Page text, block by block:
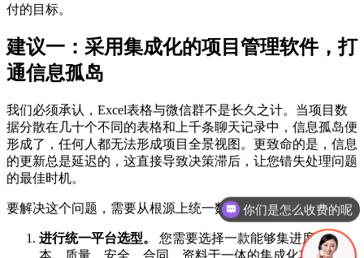
付的目标。
建议一：采用集成化的项目管理软件，打
通信息孤岛
我们必须承认，Excel表格与微信群不是长久之计。当项目数
据分散在几十个不同的表格和上千条聊天记录中，信息孤岛便
形成了，任何人都无法形成项目全景视图。更致命的是，信息
的更新总是延迟的，这直接导致决策滞后，让您错失处理问题
的最佳时机。
要解决这个问题，需要从根源上统一数据平台。
进行统一平台选型。
您需要选择一款能够集进度、成
你们是怎么收费的呢
现在有优惠活动吗